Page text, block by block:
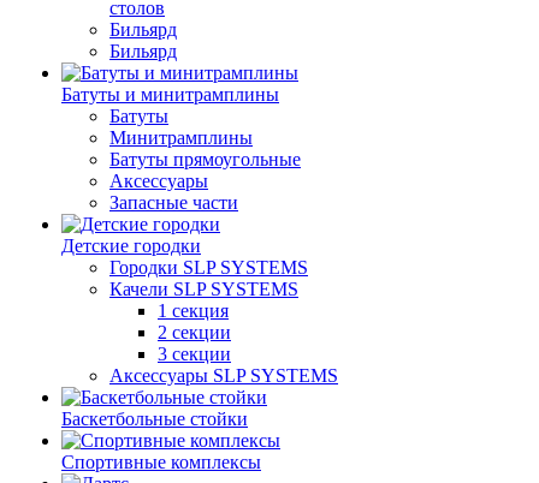
столов
Бильяpд
Бильяpд
Батуты и минитрамплины
Батуты
Минитрамплины
Батуты прямоугольные
Аксессуары
Запасные части
Детские городки
Городки SLP SYSTEMS
Качели SLP SYSTEMS
1 секция
2 секции
3 секции
Аксессуары SLP SYSTEMS
Баскетбольные стойки
Спортивные комплексы